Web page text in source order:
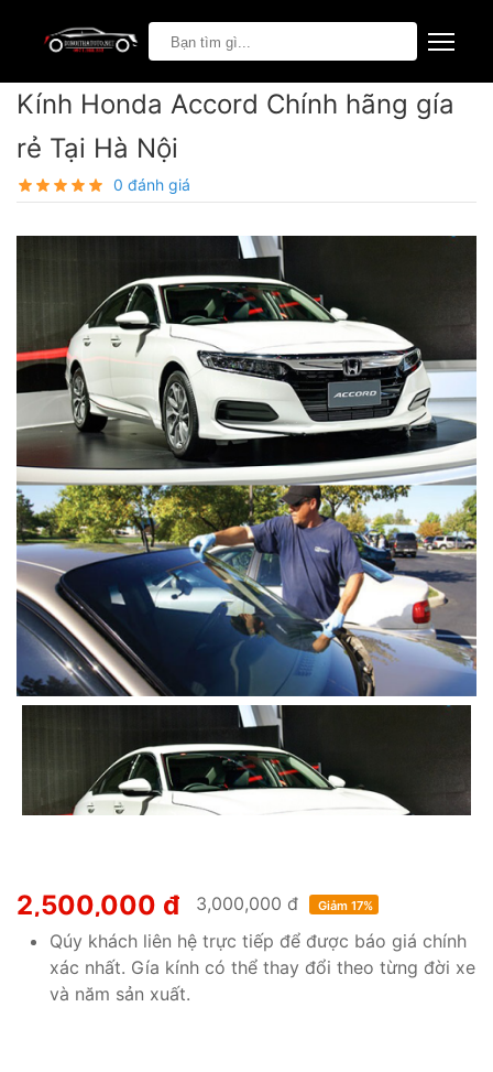
Kính Honda Accord Chính hãng gía
rẻ Tại Hà Nội
0 đánh giá
2,500,000 đ 3,000,000 đ Giảm 17%
Qúy khách liên hệ trực tiếp để được báo giá chính
xác nhất. Gía kính có thể thay đổi theo từng đời xe
và năm sản xuất.